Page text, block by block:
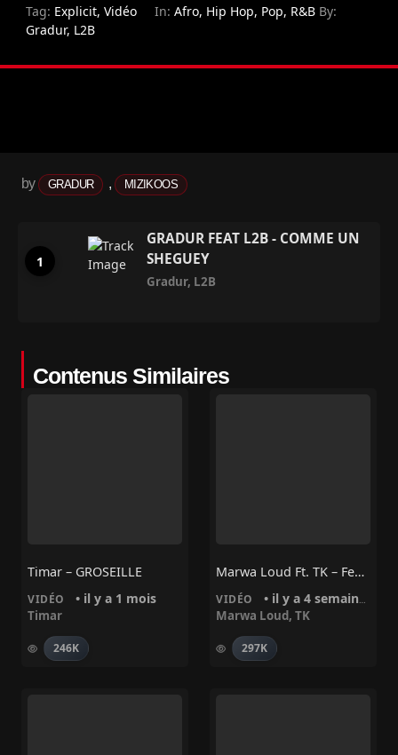
Tag: Explicit, Vidéo In: Afro, Hip Hop, Pop, R&B By:
Gradur, L2B
by GRADUR , MIZIKOOS
GRADUR FEAT L2B - COMME UN
SHEGUEY
Gradur, L2B
Contenus Similaires
Timar – GROSEILLE
VIDÉO • il y a 1 mois
Timar
246K
Marwa Loud Ft. TK – Fendi Gang
VIDÉO • il y a 4 semaines
Marwa Loud, TK
297K